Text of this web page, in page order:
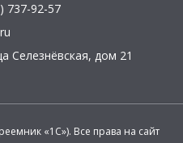
737-92-57
Селезнёвская, дом 21
«1С»). Все права на сайт